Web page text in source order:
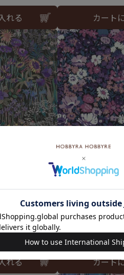
れる カート
ァリア・フ
＜11L＞生
レオリジナ
れる
リバティプリン
＞生地 （ホビー
ジナル）
メール便5mまで
¥
カート